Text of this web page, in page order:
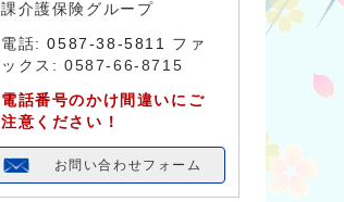
課介護保険グループ
電話:0587-38-5811 ファ
ックス: 0587-66-8715
電話番号のかけ間違いにご
注意ください！
お問い合わせフォーム